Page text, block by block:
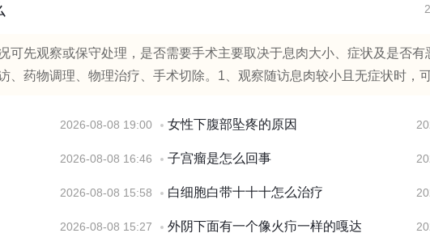
可先观察或保守处理，是否需要手术主要取决于息肉大小、症状及是否有
、药物调理、物理治疗、手术切除。1、观察随访息肉较小且无症状时，
2026-08-08 19:00 女性下腹部坠疼的原因
2026-08-08 16:46 子宫瘤是怎么回事
2026-08-08 15:58 白细胞白带十十十怎么治疗
2026-08-08 15:27 外阴下面有一个像火疖一样的嘎达